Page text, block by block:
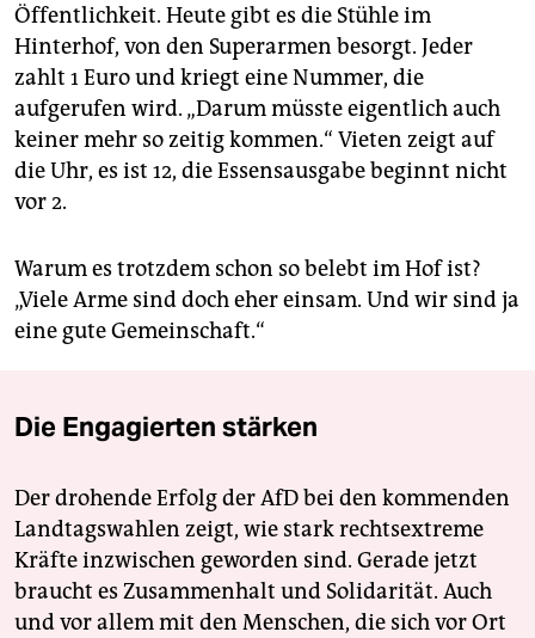
Öffentlichkeit. Heute gibt es die Stühle im
Hinterhof, von den Superarmen besorgt. Jeder
zahlt 1 Euro und kriegt eine Nummer, die
aufgerufen wird. „Darum müsste eigentlich auch
keiner mehr so zeitig kommen.“ Vieten zeigt auf
die Uhr, es ist 12, die Essensausgabe beginnt nicht
vor 2.
Warum es trotzdem schon so belebt im Hof ist?
„Viele Arme sind doch eher einsam. Und wir sind ja
eine gute Gemeinschaft.“
Die Engagierten stärken
Der drohende Erfolg der AfD bei den kommenden
Landtagswahlen zeigt, wie stark rechtsextreme
Kräfte inzwischen geworden sind. Gerade jetzt
braucht es Zusammenhalt und Solidarität. Auch
und vor allem mit den Menschen, die sich vor Ort